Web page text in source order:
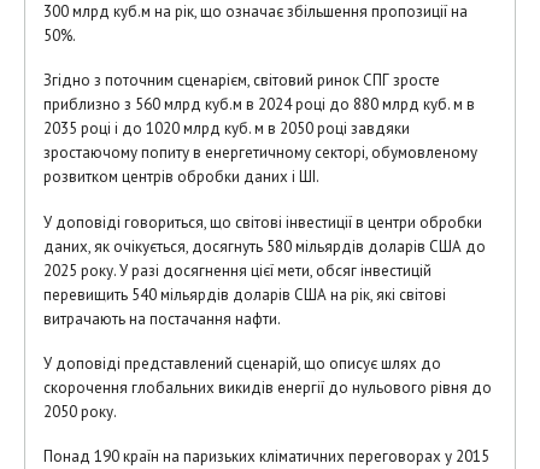
300 млрд куб.м на рік, що означає збільшення пропозиції на
50%.
Згідно з поточним сценарієм, світовий ринок СПГ зросте
приблизно з 560 млрд куб.м в 2024 році до 880 млрд куб. м в
2035 році і до 1020 млрд куб. м в 2050 році завдяки
зростаючому попиту в енергетичному секторі, обумовленому
розвитком центрів обробки даних і ШІ.
У доповіді говориться, що світові інвестиції в центри обробки
даних, як очікується, досягнуть 580 мільярдів доларів США до
2025 року. У разі досягнення цієї мети, обсяг інвестицій
перевищить 540 мільярдів доларів США на рік, які світові
витрачають на постачання нафти.
У доповіді представлений сценарій, що описує шлях до
скорочення глобальних викидів енергії до нульового рівня до
2050 року.
Понад 190 країн на паризьких кліматичних переговорах у 2015